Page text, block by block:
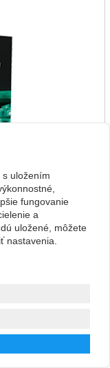
nasledujúca
s uložením
fungovanie
a
uložené, môžete
nastavenia.